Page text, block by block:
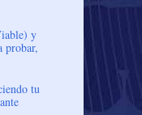
y
probar,
tu